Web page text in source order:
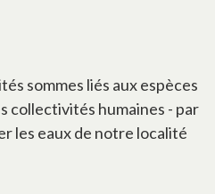
sommes liés aux espèces
collectivités humaines - par
les eaux de notre localité